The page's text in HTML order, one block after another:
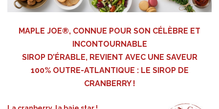
MAPLE JOE®, CONNUE POUR SON CÉLÈBRE ET
INCONTOURNABLE
SIROP D’ÉRABLE, REVIENT AVEC UNE SAVEUR
100% OUTRE-ATLANTIQUE : LE SIROP DE
CRANBERRY !